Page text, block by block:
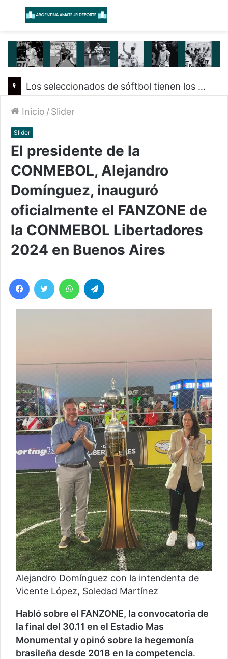
Menú
Los seleccionados de sóftbol tienen los convocados para los Juegos Suramericanos 2026
Inicio /Slider
Slider
El presidente de la
CONMEBOL, Alejandro
Domínguez, inauguró
oficialmente el FANZONE de
la CONMEBOL Libertadores
2024 en Buenos Aires
Facebook
Twitter WhatsApp
Alejandro Domínguez con la intendenta de
Vicente López, Soledad Martínez
Habló sobre el FANZONE, la convocatoria de
la final del 30.11 en el Estadio Mas
Monumental y opinó sobre la hegemonía
brasileña desde 2018 en la competencia.